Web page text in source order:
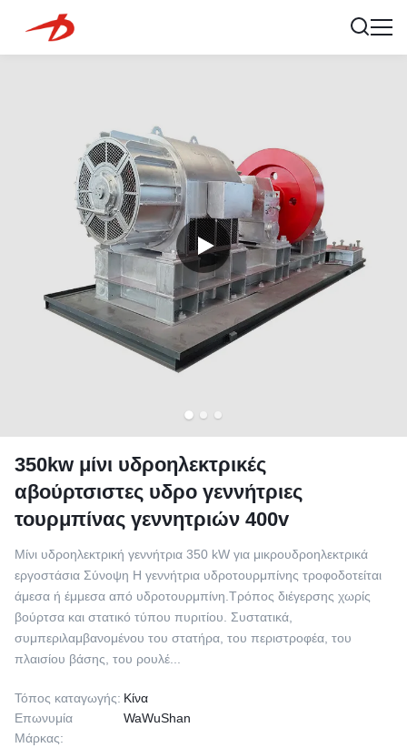
350kw μίνι υδροηλεκτρικές
αβούρτσιστες υδρο γεννήτριες
τουρμπίνας γεννητριών 400v
Μίνι υδροηλεκτρική γεννήτρια 350 kW για μικρουδροηλεκτρικά
εργοστάσια Σύνοψη Η γεννήτρια υδροτουρμπίνης τροφοδοτείται
άμεσα ή έμμεσα από υδροτουρμπίνη.Τρόπος διέγερσης χωρίς
βούρτσα και στατικό τύπου πυριτίου. Συστατικά,
συμπεριλαμβανομένου του στατήρα, του περιστροφέα, του
πλαισίου βάσης, του ρουλέ...
Τόπος καταγωγής: Κίνα
Επωνυμία
Μάρκας:
WaWuShan